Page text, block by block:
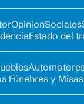
OpinionSociales
Estado del
Fúnebres y Misas